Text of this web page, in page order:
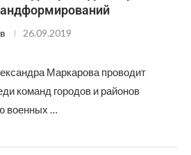
26.09.2019
Маркарова проводит
команд городов и районов
военных …